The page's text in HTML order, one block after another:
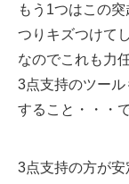
もう1つはこの
つりキズつけて
なのでこれも力
3点支持のツー
すること・・・
3点支持の方が